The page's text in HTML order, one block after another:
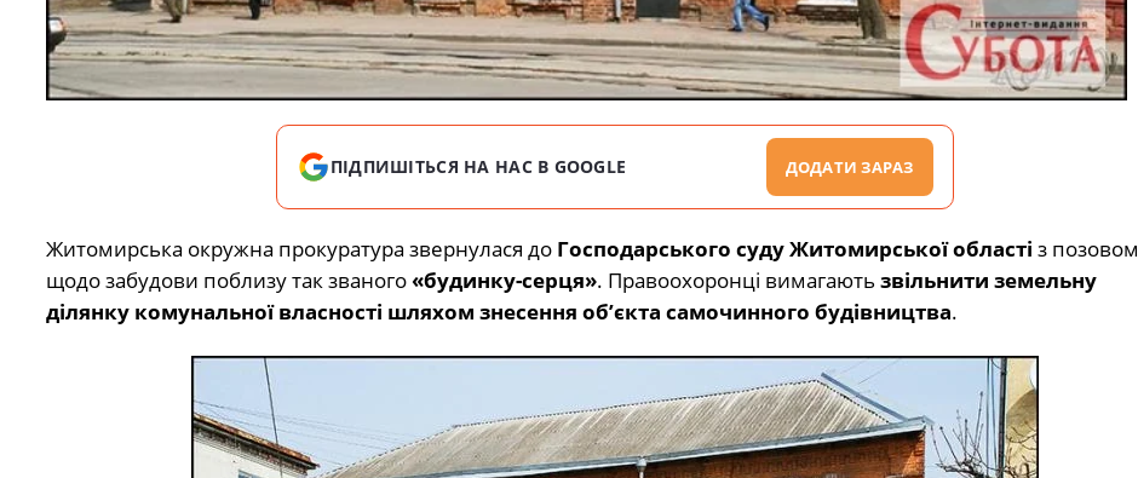
ПІДПИШІТЬСЯ НА НАС В GOOGLE ДОДАТИ ЗАРАЗ
Житомирська окружна прокуратура звернулася до Господарського суду Житомирської області з позовом
щодо забудови поблизу так званого«будинку-серця». Правоохоронці вимагають звільнити земельну
ділянку комунальної власності шляхом знесення об’єкта самочинного будівництва.